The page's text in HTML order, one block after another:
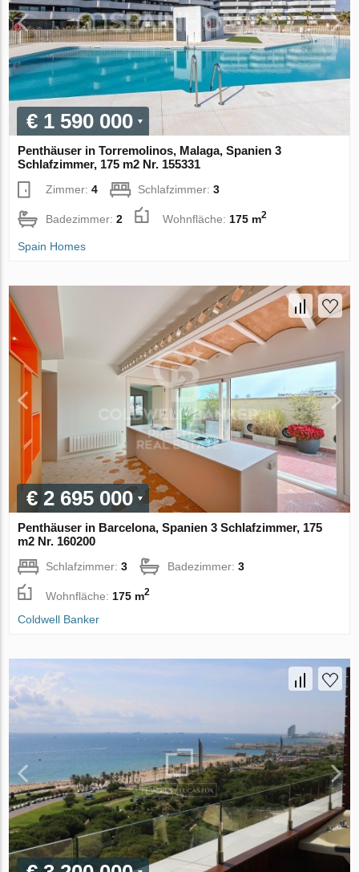
€ 1 590 000
Penthäuser in Torremolinos, Malaga, Spanien 3
Schlafzimmer, 175 m2 Nr. 155331
Zimmer:4 Schlafzimmer:3
Badezimmer:2 Wohnfläche: 175 m2
Spain Homes
€ 2 695 000
Penthäuser in Barcelona, Spanien 3 Schlafzimmer, 175
m2 Nr. 160200
Schlafzimmer:3 Badezimmer:3
Wohnfläche: 175 m2
Coldwell Banker